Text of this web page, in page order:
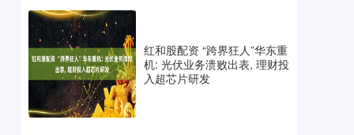
红和股配资 “跨界狂人”华东重
机: 光伏业务溃败出表, 理财投
入超芯片研发